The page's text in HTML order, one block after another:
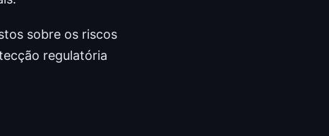
sobre os riscos
regulatória